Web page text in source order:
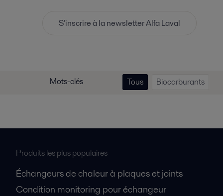
S'inscrire à la newsletter Alfa Laval
Mots-clés Tous Biocarburants
Produits les plus populaires
Échangeurs de chaleur à plaques et joints
Condition monitoring pour échangeur